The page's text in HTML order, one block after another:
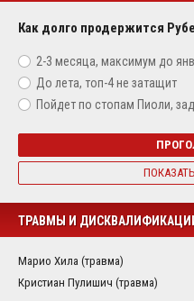
Как долго продержится
2-3 месяца, максимум до
До лета, топ-4 не затащит
Пойдет по стопам Пиоли,
ТРАВМЫ И
Марио Хила (травма)
Кристиан Пулишич (травма)